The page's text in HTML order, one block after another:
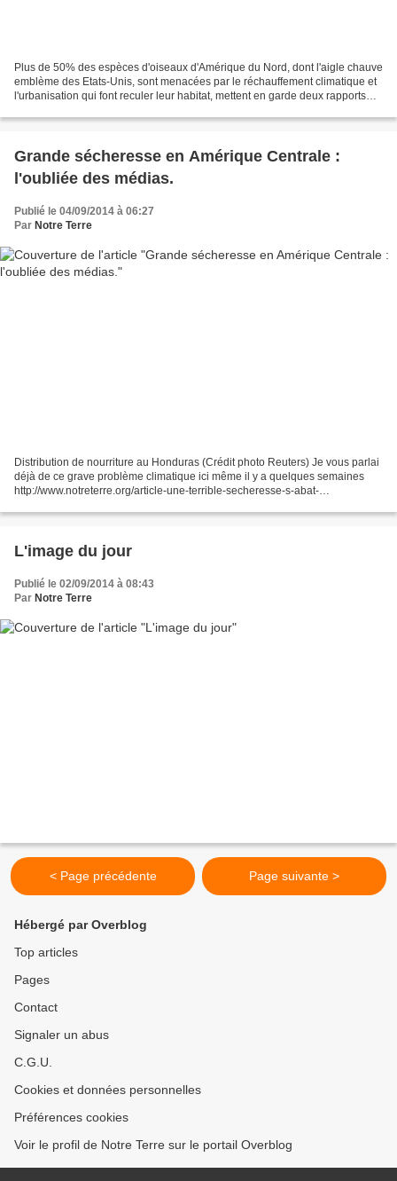
Plus de 50% des espèces d'oiseaux d'Amérique du Nord, dont l'aigle chauve
emblème des Etats-Unis, sont menacées par le réchauffement climatique et
l'urbanisation qui font reculer leur habitat, mettent en garde deux rapports
Grande sécheresse en Amérique Centrale :
l'oubliée des médias.
Publié le 04/09/2014 à 06:27
Par Notre Terre
Distribution de nourriture au Honduras (Crédit photo Reuters) Je vous parlai
déjà de ce grave problème climatique ici même il y a quelques semaines
http://www.notreterre.org/article-une-terrible-secheresse-s-abat-
L'image du jour
Publié le 02/09/2014 à 08:43
Par Notre Terre
< Page précédente Page suivante >
Hébergé par Overblog
Top articles
Pages
Contact
Signaler un abus
C.G.U.
Cookies et données personnelles
Préférences cookies
Voir le profil de Notre Terre sur le portail Overblog